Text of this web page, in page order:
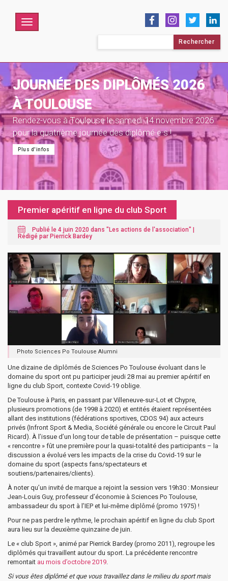
Menu
JOURNÉE DES DIPLÔMÉS 2026
À TOULOUSE
Rendez-vous à Toulouse le samedi 14 novembre 2026
pour la quatrième journée des diplômé·e·s !
Plus d'infos
Premier apéritif en ligne du club Sport
Publié le 4 juin 2020 dans "Les actions de l'association" |
Rédigé par Pierrick Bardey
Photo Sciences Po Toulouse Alumni
Une dizaine de diplômés de Sciences Po Toulouse évoluant dans le
domaine du sport ont pu participer jeudi 28 mai au premier apéritif en
ligne du club Sport, contexte Covid-19 oblige.
De Toulouse à Paris, en passant par Villeneuve-sur-Lot et Chypre,
plusieurs promotions (de 1998 à 2020) et entités étaient représentées
allant des institutions (fédérations sportives, CDOS 94) aux acteurs
privés (Infront Sport & Media, Société générale ou encore le Circuit Paul
Ricard). À l’issue d’un long tour de table de présentation – puisque cette
« rencontre » fût une première pour la quasi-totalité des participants – la
discussion a évolué vers les impacts de la crise du Covid-19 sur le
domaine du sport (aspects fans/spectateurs et
soutiens/partenaires/clients).
À noter qu’un invité de marque a rejoint la session vers 19h30 : Monsieur
Jean-Louis Guy, professeur d’économie à Sciences Po Toulouse,
ambassadeur du sport à l’IEP et lui-même diplômé (promo 1975) !
Pour ne pas perdre le rythme, le prochain apéritif en ligne du club Sport
aura lieu sur la deuxième quinzaine de juin.
Le « club Sport », animé par Pierrick Bardey (promo 2011), regroupe les
diplômés qui travaillent autour du sport. La précédente rencontre
remontait au mois d’octobre 2019.
Si vous êtes diplômé et que vous travaillez dans le milieu du sport mais